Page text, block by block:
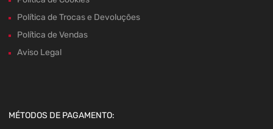
Política de Trocas e Devoluções
Política de Vendas
Aviso Legal
MÉTODOS DE PAGAMENTO: